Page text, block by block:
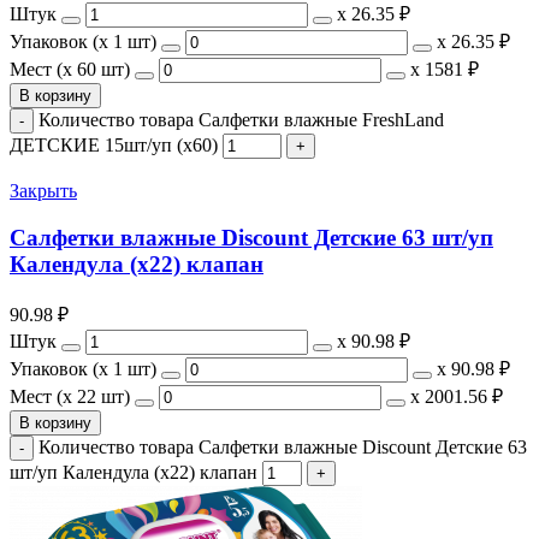
Штук
х 26.35 ₽
Упаковок (x 1 шт)
х 26.35 ₽
Мест (x 60 шт)
х 1581 ₽
В корзину
Количество товара Салфетки влажные FreshLand
ДЕТСКИЕ 15шт/уп (х60)
Закрыть
Салфетки влажные Discount Детские 63 шт/уп
Календула (х22) клапан
90.98 ₽
Штук
х 90.98 ₽
Упаковок (x 1 шт)
х 90.98 ₽
Мест (x 22 шт)
х 2001.56 ₽
В корзину
Количество товара Салфетки влажные Discount Детские 63
шт/уп Календула (х22) клапан